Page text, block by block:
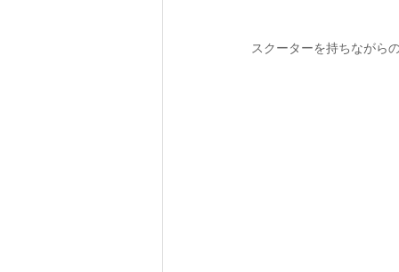
スクーターを持ちながらの